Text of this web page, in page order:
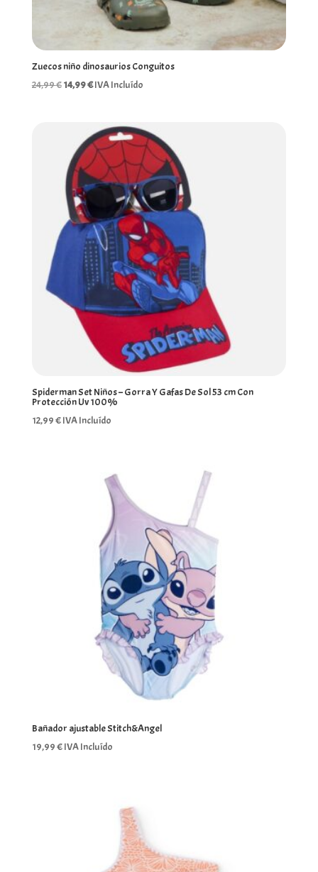
Zuecos niño dinosaurios Conguitos
24,99€El
24,99 €.
14,99€El
es:
14,99 €.
IVA Incluído
Spiderman Set Niños – Gorra Y Gafas De Sol 53 cm Con
Protección Uv 100%
12,99€IVA Incluído
Bañador ajustable Stitch&Angel
19,99€IVA Incluído